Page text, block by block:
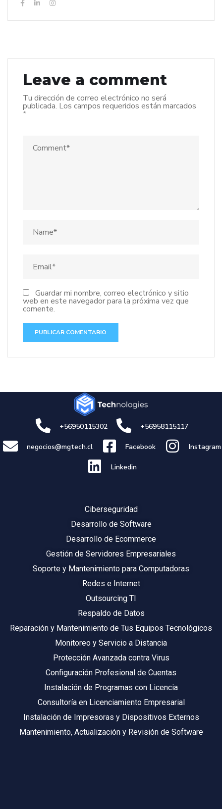
Leave a comment
Tu dirección de correo electrónico no será
publicada. Los campos requeridos están marcados
*
Guardar mi nombre, correo electrónico y sitio
web en este navegador para la próxima vez que
comente.
+56950115302 +56958115117
negocios@mgtech.cl Facebook Instagram
Linkedin
Ciberseguridad
Desarrollo de Software
Desarrollo de Ecommerce
Gestión de Servidores Empresariales
Soporte y Mantenimiento para Computadoras
Redes e Internet
Outsourcing TI
Respaldo de Datos
Reparación y Mantenimiento de Tus Equipos Tecnológicos
Monitoreo y Servicio a Distancia
Protección Avanzada contra Virus
Configuración Profesional de Cuentas
Instalación de Programas con Licencia
Consultoría en Licenciamiento Empresarial
Instalación de Impresoras y Dispositivos Externos
Mantenimiento, Actualización y Revisión de Software